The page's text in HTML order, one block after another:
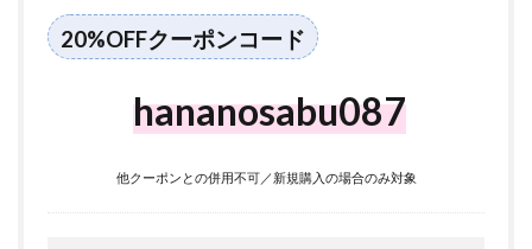
20%OFFクーポンコード
hananosabu087
他クーポンとの併用不可／新規購入の場合のみ対象